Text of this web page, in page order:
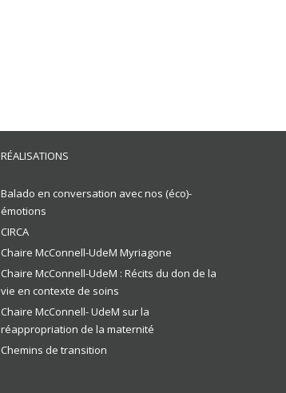
RÉALISATIONS
Balado en conversation avec nos (éco)-
émotions
CIRCA
Chaire McConnell-UdeM Myriagone
Chaire McConnell-UdeM : Récits du don de la
vie en contexte de soins
Chaire McConnell- UdeM sur la
réappropriation de la maternité
Chemins de transition